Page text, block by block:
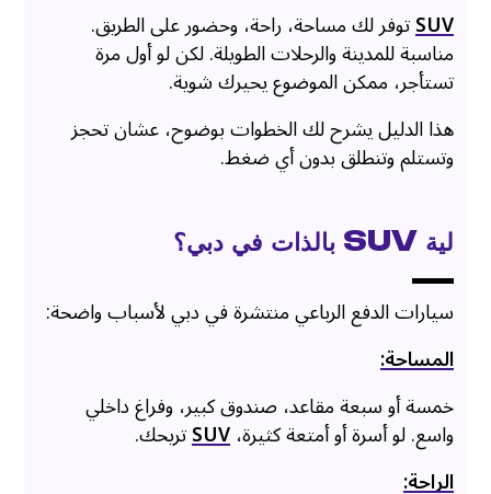
SUVتوفر لك مساحة، راحة، وحضور على الطريق.
مناسبة للمدينة والرحلات الطويلة. لكن لو أول مرة
تستأجر، ممكن الموضوع يحيرك شوية.
هذا الدليل يشرح لك الخطوات بوضوح، عشان تحجز
وتستلم وتنطلق بدون أي ضغط.
ليةSUV بالذات في دبي؟
سيارات الدفع الرباعي منتشرة في دبي لأسباب واضحة:
المساحة:
خمسة أو سبعة مقاعد، صندوق كبير، وفراغ داخلي
واسع. لو أسرة أو أمتعة كثيرة،SUVتريحك.
الراحة: